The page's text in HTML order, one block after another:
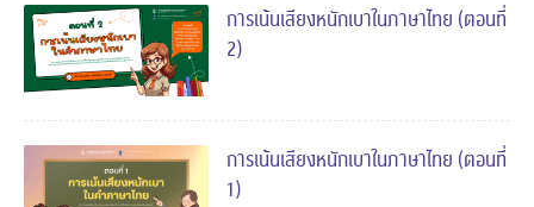
การเน้นเสียงหนักเบาในภาษาไทย (ตอนที่
2)
การเน้นเสียงหนักเบาในภาษาไทย (ตอนที่
1)